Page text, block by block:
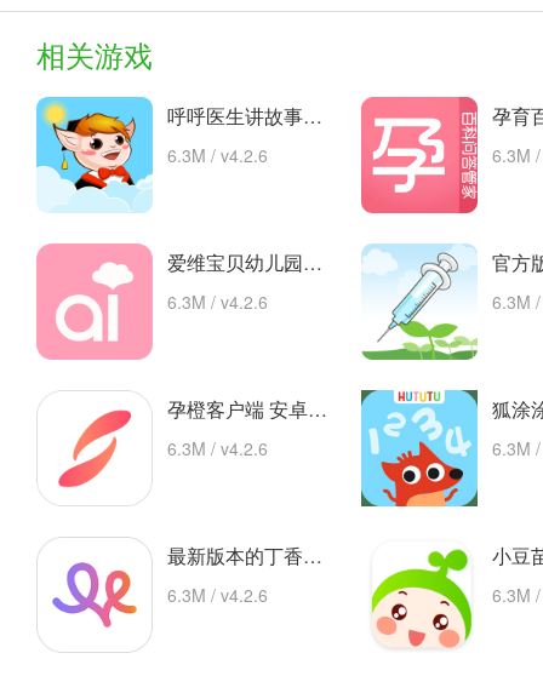
相关游戏
呼呼医生讲故事手机版的故事 安卓下载
6.3M / v4.2.6 6.3M
爱维宝贝幼儿园管理平台 app下载
6.3M / v4.2.6 6.3M
孕橙客户端 安卓下载
6.3M / v4.2.6 6.3M
最新版本的丁香妈妈app 安卓版
6.3M / v4.2.6 6.3M